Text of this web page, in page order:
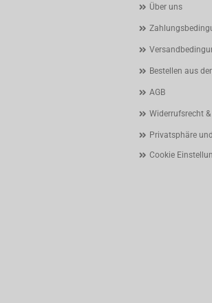
Über uns
Bestellen aus
AGB
Widerrufsrecht
Privatsphäre
Cookie